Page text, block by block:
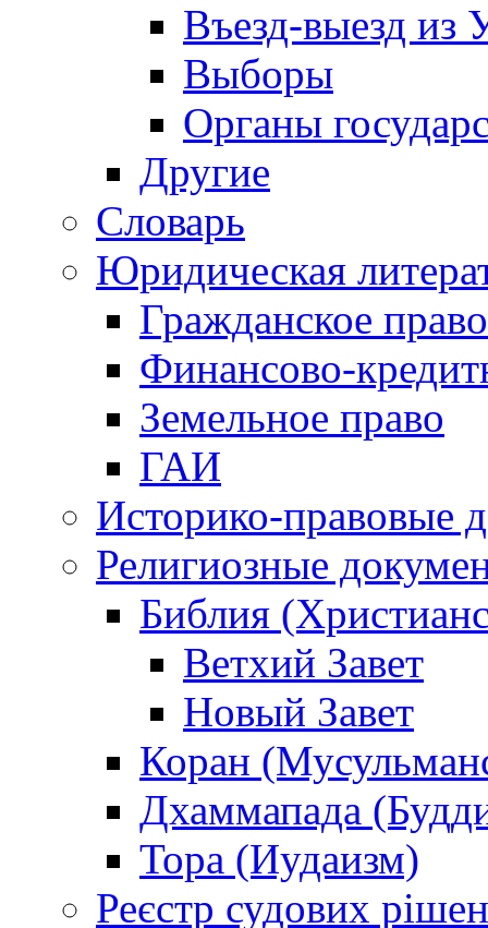
Въезд-выезд из
Выборы
Органы
Другие
Словарь
Юридическая
Гражданское право
Финансово-
Земельное право
ГАИ
Историко-правовые
Религиозные
Библия
Ветхий Завет
Новый Завет
Коран
Дхаммапада
Тора (Иудаизм)
Реєстр судових